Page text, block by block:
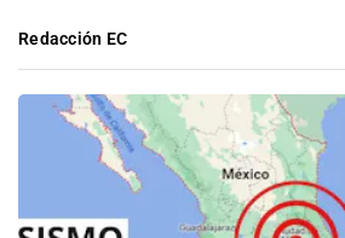
Redacción EC